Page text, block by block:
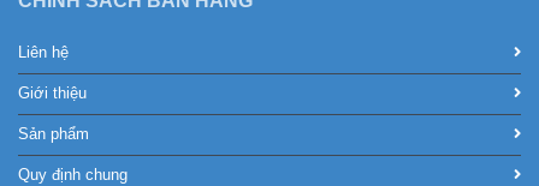
Liên hệ
Giới thiệu
Sản phẩm
Quy định chung